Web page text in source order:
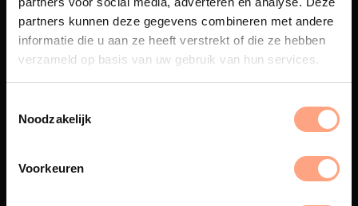
partners kunnen deze gegevens combineren met andere
informatie die u aan ze heeft verstrekt of die ze hebben
verzameld op basis van uw gebruik van hun services.
Noodzakelijk
Voorkeuren
Maatwerk
Een exclusieve handgemaakte
beleving, waar Nederlands
Spuiterij